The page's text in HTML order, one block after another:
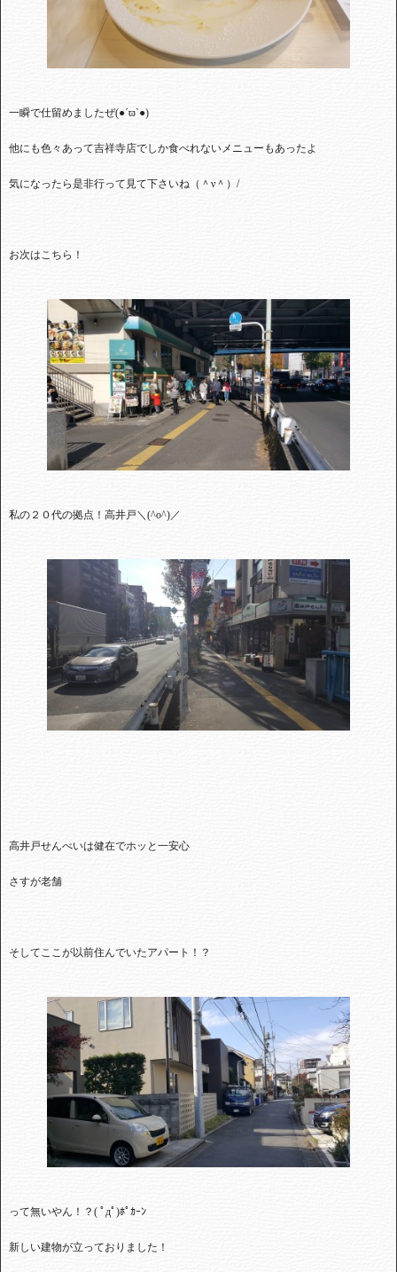
一瞬で仕留めましたぜ(●´ϖ`●)
他にも色々あって吉祥寺店でしか食べれないメニューもあったよ
気になったら是非行って見て下さいね（＾ν＾） /
お次はこちら！
私の２０代の拠点！高井戸＼ (^o^)／
高井戸せんべいは健在でホッと一安心
さすが老舗
そしてここが以前住んでいたアパート！？
って無いやん！？ ( ﾟдﾟ)ﾎﾟｶｰﾝ
新しい建物が立っておりました！